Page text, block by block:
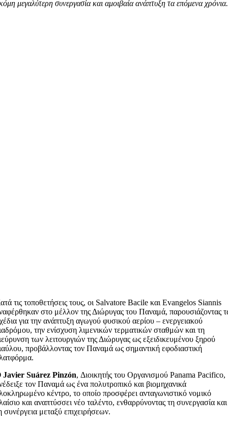
μεγαλύτερη συνεργασία και αμοιβαία ανάπτυξη τα επόμενα χρόνια.
τις τοποθετήσεις τους, οι Salvatore Bacile και Evangelos Siannis
στο μέλλον της Διώρυγας του Παναμά, παρουσιάζοντας
για την ανάπτυξη αγωγού φυσικού αερίου – ενεργειακού
την ενίσχυση λιμενικών τερματικών σταθμών και τη
των λειτουργιών της Διώρυγας ως εξειδικευμένου ξηρού
προβάλλοντας τον Παναμά ως σημαντική εφοδιαστική
Javier Suárez Pinzón, Διοικητής του Οργανισμού Panama Pacifico,
τον Παναμά ως ένα πολυτροπικό και βιομηχανικά
κέντρο, το οποίο προσφέρει ανταγωνιστικό νομικό
και αναπτύσσει νέο ταλέντο, ενθαρρύνοντας τη συνεργασία και
συνέργεια μεταξύ επιχειρήσεων.